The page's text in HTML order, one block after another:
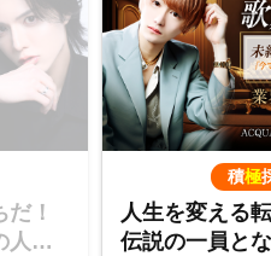
！
人気
積極
人生を変える
伝説の一員とな